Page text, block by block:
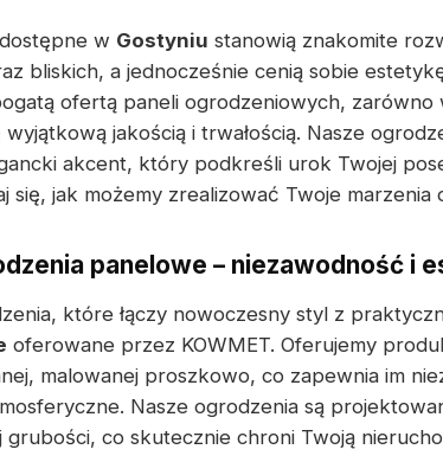
w Gostyniu stanowią znakomite
bliskich, a jednocześnie cenią sobie
ofertą paneli ogrodzeniowych, zarówno
jakością i trwałością. Nasze
akcent, który podkreśli urok Twojej
się, jak możemy zrealizować Twoje marzenia
panelowe – niezawodność i
które łączy nowoczesny styl z
oferowane przez KOWMET. Oferujemy
malowanej proszkowo, co zapewnia im
Nasze ogrodzenia są
co skutecznie chroni Twoją